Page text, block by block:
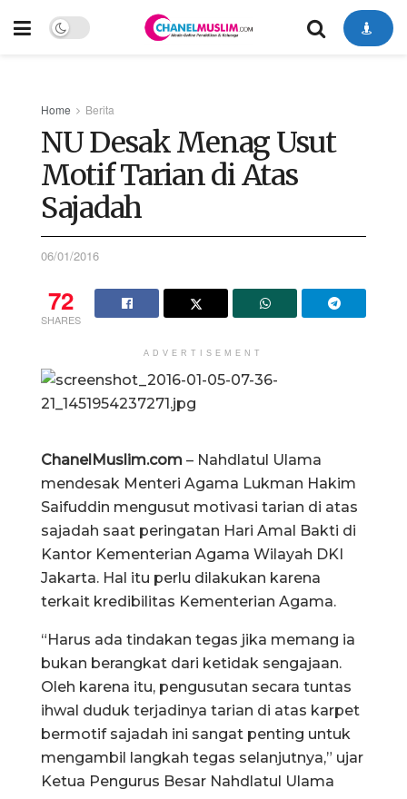
Home Berita
NU Desak Menag Usut
Motif Tarian di Atas
Sajadah
06/01/2016
72
SHARES
ADVERTISEMENT
ChanelMuslim.com – Nahdlatul Ulama
mendesak Menteri Agama Lukman Hakim
Saifuddin mengusut motivasi tarian di atas
sajadah saat peringatan Hari Amal Bakti di
Kantor Kementerian Agama Wilayah DKI
Jakarta. Hal itu perlu dilakukan karena
terkait kredibilitas Kementerian Agama.
“Harus ada tindakan tegas jika memang ia
bukan berangkat dari ketidak sengajaan.
Oleh karena itu, pengusutan secara tuntas
ihwal duduk terjadinya tarian di atas karpet
bermotif sajadah ini sangat penting untuk
mengambil langkah tegas selanjutnya,” ujar
Ketua Pengurus Besar Nahdlatul Ulama